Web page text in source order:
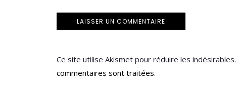
Ce site utilise Akismet pour réduire les indésirables.
commentaires sont traitées.